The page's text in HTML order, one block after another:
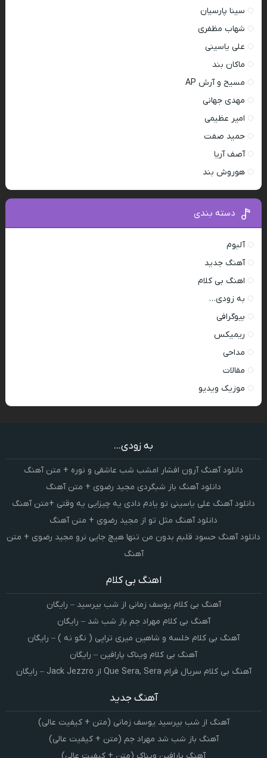
سینا پارسیان
شهاب مظفری
علی یاسینی
ماکان بند
مسیح و آرش AP
مهدی جهانی
امیر عظیمی
حمید صفت
آصف آریا
هوروش بند
دسته بندی
آلبوم
آهنگ جدید
اهنگ بی کلام
به زودی…
بیوگرافی
ریمیکس
مداحی
مقالات
موزیک ویدیو
به زودی...
دانلود آهنگ آرون افشار امشب شب عاشقی و نوره + متن آهنگ
دانلود آهنگ باز شبگردی مجید رضوی + متن آهنگ
دانلود آهنگ علی یاسینی تو یادم دادی یه چیزایی یه وقتی +متن آهنگ
دانلود آهنگ مثل تو از مجید رضوی + متن آهنگ
دانلود آهنگ حسود قلبم بدون من تنها هیچ جایی نرو مجید رضوی + متن
آهنگ
اهنگ بی کلام
آهنگ بی کلام یوسف زمانی از شب بپرسید – رایگان
آهنگ بی کلام مهراد جم باز شب شد – رایگان
آهنگ بی کلام خلسه و شاهین میری تراپی ( نگو نه ) – رایگان
آهنگ بی کلام ویناک پارافین – رایگان
آهنگ بی کلام سریال فرام Que Sera, Sera از Jack Jezzro – رایگان
آهنگ جدید
آهنگ از شب بپرسید یوسف زمانی (متن + کیفیت عالی)
آهنگ باز شب شد مهراد جم (متن + کیفیت عالی)